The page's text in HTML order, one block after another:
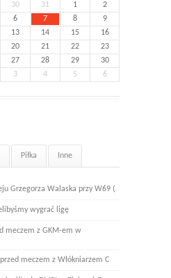
30 31 1
2
6 7 8
9
13 14 15
16
20 21 22
23
27 28 29
30
3 4 5 6
Piłka Inne
Grzegorza Walaska przy W69 (
wygrać ligę
meczem z GKM-em w
meczem z Włókniarzem C